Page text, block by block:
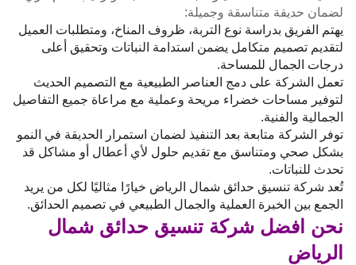
لضمان حديقة متناسقة وجميلة:
يهتم الفريق بدراسة نوع التربة، ظروف المناخ، ومتطلبات العميل
لتقديم تصميم متكامل يضمن استدامة النباتات وتحقيق أعلى
درجات الجمال للمساحة.
تعمل الشركة على دمج العناصر الطبيعية مع التصميم الحديث
لتوفير مساحات خضراء مريحة وعملية مع مراعاة جميع التفاصيل
الجمالية والفنية.
توفر الشركة متابعة بعد التنفيذ لضمان استمرار الحديقة في النمو
بشكل صحي ومتناسق مع تقديم حلول لأي أعطال أو مشاكل قد
تحدث للنباتات.
تُعد شركة تنسيق حدائق شمال الرياض خيارًا مثاليًا لكل من يريد
الجمع بين الخبرة العملية والجمال الطبيعي في تصميم الحدائق.
نحن افضل شركة تنسيق حدائق شمال
الرياض